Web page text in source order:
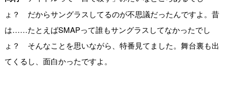
ょ？ だからサングラスしてるのが不思議だったんですよ。昔
は……たとえばSMAPって誰もサングラスしてなかったでし
ょ？ そんなことを思いながら、特番見てました。舞台裏も出
てくるし、面白かったですよ。